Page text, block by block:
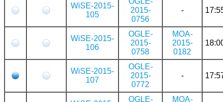
WiSE-2015-
105
2015-
0756
-
WiSE-2015-
106
OGLE-
2015-
0758
MOA-
2015-
0182
WiSE-2015-
107
OGLE-
2015-
0772
-
OGLE-
MOA-